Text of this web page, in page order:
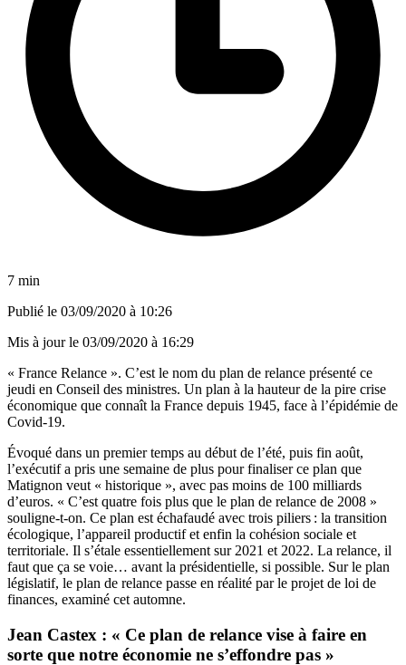
7 min
Publié le 03/09/2020 à 10:26
Mis à jour le 03/09/2020 à 16:29
« France Relance ». C’est le nom du plan de relance présenté ce
jeudi en Conseil des ministres. Un plan à la hauteur de la pire crise
économique que connaît la France depuis 1945, face à l’épidémie de
Covid-19.
Évoqué dans un premier temps au début de l’été, puis fin août,
l’exécutif a pris une semaine de plus pour finaliser ce plan que
Matignon veut « historique », avec pas moins de 100 milliards
d’euros. « C’est quatre fois plus que le plan de relance de 2008 »
souligne-t-on. Ce plan est échafaudé avec trois piliers : la transition
écologique, l’appareil productif et enfin la cohésion sociale et
territoriale. Il s’étale essentiellement sur 2021 et 2022. La relance, il
faut que ça se voie… avant la présidentielle, si possible. Sur le plan
législatif, le plan de relance passe en réalité par le projet de loi de
finances, examiné cet automne.
Jean Castex : « Ce plan de relance vise à faire en
sorte que notre économie ne s’effondre pas »